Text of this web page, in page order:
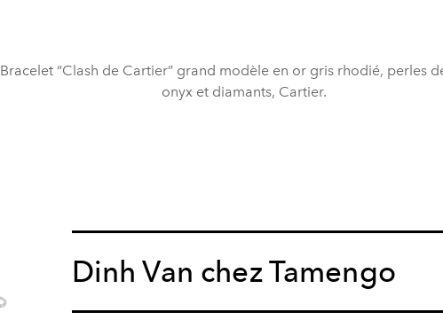
Bracelet “Clash de Cartier” grand modèle en or gris rhodié, perles
onyx et diamants, Cartier.
Dinh Van chez Tamengo